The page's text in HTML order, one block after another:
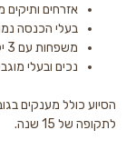
ותיקים מעל גיל 70.
הכנסה נמוכה (עד 7,000 ש"ח נטו למשק).
עם 3 ילדים ויותר.
ובעלי מוגבלויות פיזיות.